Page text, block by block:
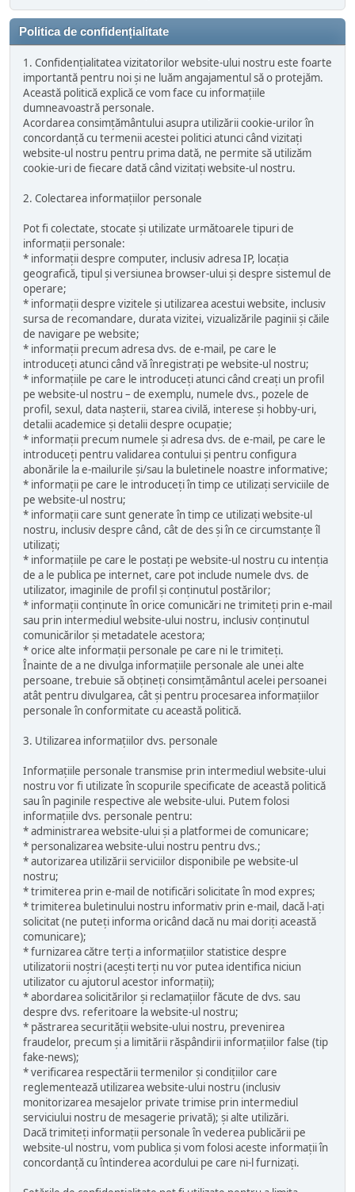
Politica de confidențialitate
1. Confidențialitatea vizitatorilor website-ului nostru este foarte
importantă pentru noi și ne luăm angajamentul să o protejăm.
Această politică explică ce vom face cu informațiile
dumneavoastră personale.
Acordarea consimțământului asupra utilizării cookie-urilor în
concordanță cu termenii acestei politici atunci când vizitați
website-ul nostru pentru prima dată, ne permite să utilizăm
cookie-uri de fiecare dată când vizitați website-ul nostru.
2. Colectarea informațiilor personale
Pot fi colectate, stocate și utilizate următoarele tipuri de
informații personale:
* informații despre computer, inclusiv adresa IP, locația
geografică, tipul și versiunea browser-ului și despre sistemul de
operare;
* informații despre vizitele și utilizarea acestui website, inclusiv
sursa de recomandare, durata vizitei, vizualizările paginii și căile
de navigare pe website;
* informații precum adresa dvs. de e-mail, pe care le
introduceți atunci când vă înregistrați pe website-ul nostru;
* informațiile pe care le introduceți atunci când creați un profil
pe website-ul nostru – de exemplu, numele dvs., pozele de
profil, sexul, data nașterii, starea civilă, interese și hobby-uri,
detalii academice și detalii despre ocupație;
* informații precum numele și adresa dvs. de e-mail, pe care le
introduceți pentru validarea contului și pentru configura
abonările la e-mailurile și/sau la buletinele noastre informative;
* informații pe care le introduceți în timp ce utilizați serviciile de
pe website-ul nostru;
* informații care sunt generate în timp ce utilizați website-ul
nostru, inclusiv despre când, cât de des și în ce circumstanțe îl
utilizați;
* informațiile pe care le postați pe website-ul nostru cu intenția
de a le publica pe internet, care pot include numele dvs. de
utilizator, imaginile de profil și conținutul postărilor;
* informații conținute în orice comunicări ne trimiteți prin e-mail
sau prin intermediul website-ului nostru, inclusiv conținutul
comunicărilor și metadatele acestora;
* orice alte informații personale pe care ni le trimiteți.
Înainte de a ne divulga informațiile personale ale unei alte
persoane, trebuie să obțineți consimțământul acelei persoanei
atât pentru divulgarea, cât și pentru procesarea informațiilor
personale în conformitate cu această politică.
3. Utilizarea informațiilor dvs. personale
Informațiile personale transmise prin intermediul website-ului
nostru vor fi utilizate în scopurile specificate de această politică
sau în paginile respective ale website-ului. Putem folosi
informațiile dvs. personale pentru:
* administrarea website-ului și a platformei de comunicare;
* personalizarea website-ului nostru pentru dvs.;
* autorizarea utilizării serviciilor disponibile pe website-ul
nostru;
* trimiterea prin e-mail de notificări solicitate în mod expres;
* trimiterea buletinului nostru informativ prin e-mail, dacă l-ați
solicitat (ne puteți informa oricând dacă nu mai doriți această
comunicare);
* furnizarea către terți a informațiilor statistice despre
utilizatorii noștri (acești terți nu vor putea identifica niciun
utilizator cu ajutorul acestor informații);
* abordarea solicitărilor și reclamațiilor făcute de dvs. sau
despre dvs. referitoare la website-ul nostru;
* păstrarea securității website-ului nostru, prevenirea
fraudelor, precum și a limitării răspândirii informațiilor false (tip
fake-news);
* verificarea respectării termenilor și condițiilor care
reglementează utilizarea website-ului nostru (inclusiv
monitorizarea mesajelor private trimise prin intermediul
serviciului nostru de mesagerie privată); și alte utilizări.
Dacă trimiteți informații personale în vederea publicării pe
website-ul nostru, vom publica și vom folosi aceste informații în
concordanță cu întinderea acordului pe care ni-l furnizați.